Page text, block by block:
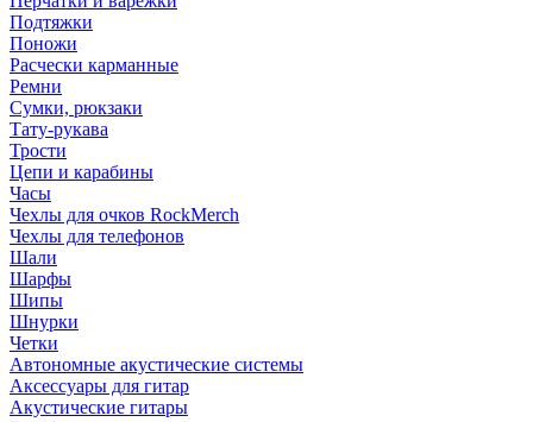
Подтяжки
Поножи
Расчески карманные
Ремни
Сумки, рюкзаки
Тату-рукава
Трости
Цепи и карабины
Часы
Чехлы для очков RockMerch
Чехлы для телефонов
Шали
Шарфы
Шипы
Шнурки
Четки
Автономные акустические системы
Аксессуары для гитар
Акустические гитары